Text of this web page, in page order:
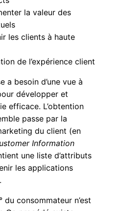
la valeur des
les clients à haute
de l’expérience client
a besoin d’une vue à
développer et
efficace. L’obtention
passe par la
du client (en
Information
une liste d’attributs
les applications
° du consommateur n’est